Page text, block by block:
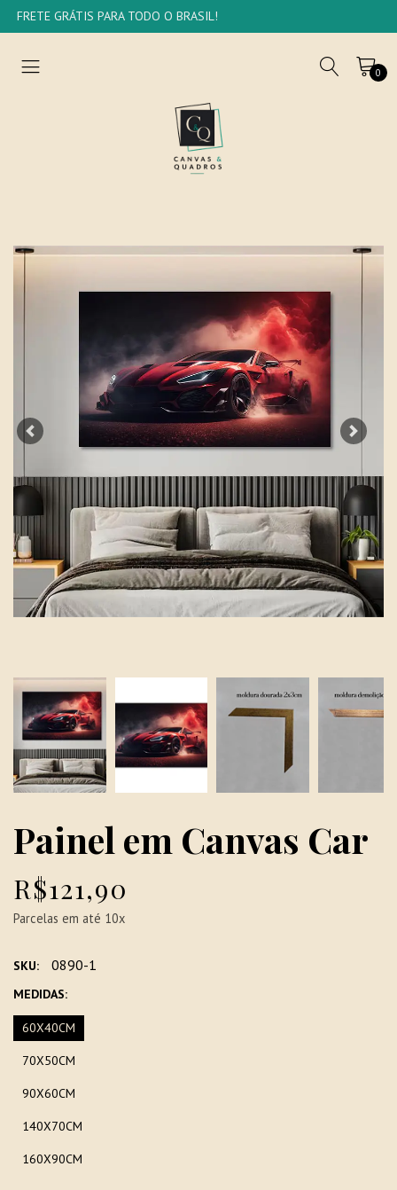
FRETE GRÁTIS PARA TODO O BRASIL!
0
Previous Next
Painel em Canvas Car
R$121,90
Parcelas em até 10x
SKU: 0890-1
MEDIDAS:
60X40CM
70X50CM
90X60CM
140X70CM
160X90CM